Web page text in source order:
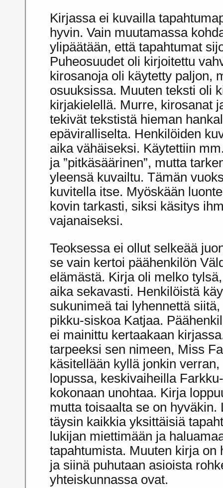
Kirjassa ei kuvailla
hyvin. Vain muutamassa
ylipäätään, että tapahtumat
Puheosuudet oli kirjoitettu
kirosanoja oli käytetty paljon,
osuuksissa. Muuten teksti oli
kirjakielellä. Murre, kirosanat
tekivät tekstistä hieman
epäviralliselta. Henkilöiden
aika vähäiseksi. Käytettiin
ja ”pitkäsäärinen”, mutta
yleensä kuvailtu. Tämän
kuvitella itse. Myöskään
kovin tarkasti, siksi käsitys
vajanaiseksi.
Teoksessa ei ollut selkeää
se vain kertoi päähenkilön
elämästä. Kirja oli melko
aika sekavasti. Henkilöistä
sukunimeä tai lyhennettä
pikku-siskoa Katjaa.
ei mainittu kertaakaan
tarpeeksi sen nimeen, Miss
käsitellään kyllä jonkin
lopussa, keskivaiheilla
kokonaan unohtaa. Kirja
mutta toisaalta se on hyväkin.
täysin kaikkia yksittäisiä
lukijan miettimään ja
tapahtumista. Muuten kirja on
ja siinä puhutaan asioista
yhteiskunnassa ovat.